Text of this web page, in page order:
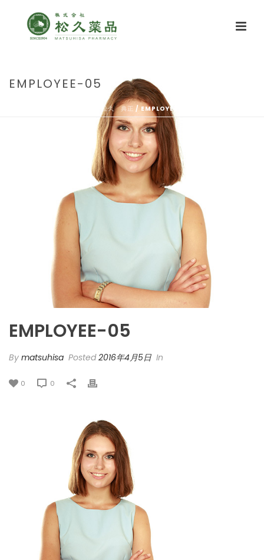
EMPLOYEE-05
松久 典正 / EMPLOYEE-05
EMPLOYEE-05
By matsuhisa Posted2016年4月5日 In
0 0